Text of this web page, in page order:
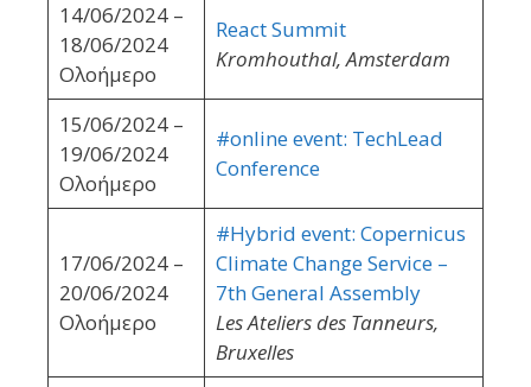
14/06/2024 –
18/06/2024
Ολοήμερο
React Summit
Kromhouthal, Amsterdam
15/06/2024 –
19/06/2024
Ολοήμερο
#online event: TechLead
Conference
17/06/2024 –
20/06/2024
Ολοήμερο
#Hybrid event: Copernicus
Climate Change Service –
7th General Assembly
Les Ateliers des Tanneurs,
Bruxelles